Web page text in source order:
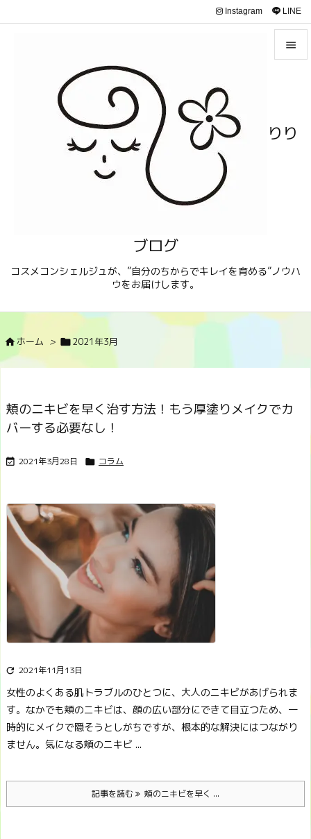
りり
ブログ
コスメコンシェルジュが、”自分のちからでキレイを育める”ノウハ
ウをお届けします。

サイド
Instagram LINE
ホーム > 2021年3月
頬のニキビを早く治す方法！もう厚塗りメイクでカ
バーする必要なし！
 2021年3月28日  コラム
 2021年11月13日
女性のよくある肌トラブルのひとつに、大人のニキビがあげられま
す。 なかでも頬のニキビは、顔の広い部分にできて目立つため、一
時的にメイクで隠そうとしがちですが、根本的な解決にはつながり
ません。 気になる頬のニキビ ...
記事を読む 頬のニキビを早く ...